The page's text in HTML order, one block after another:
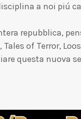
a noi piú
repubblica,
of Terror,
questa nuova